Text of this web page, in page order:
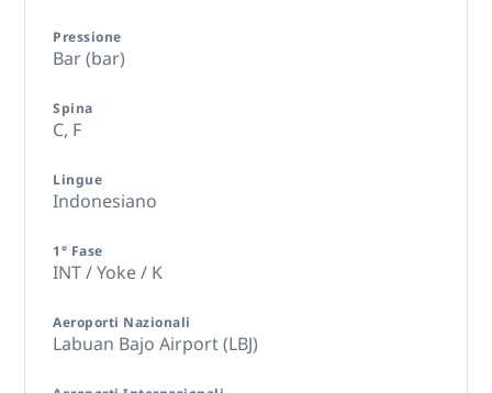
Pressione
Bar (bar)
Spina
C, F
Lingue
Indonesiano
1° Fase
INT / Yoke / K
Aeroporti Nazionali
Labuan Bajo Airport (LBJ)